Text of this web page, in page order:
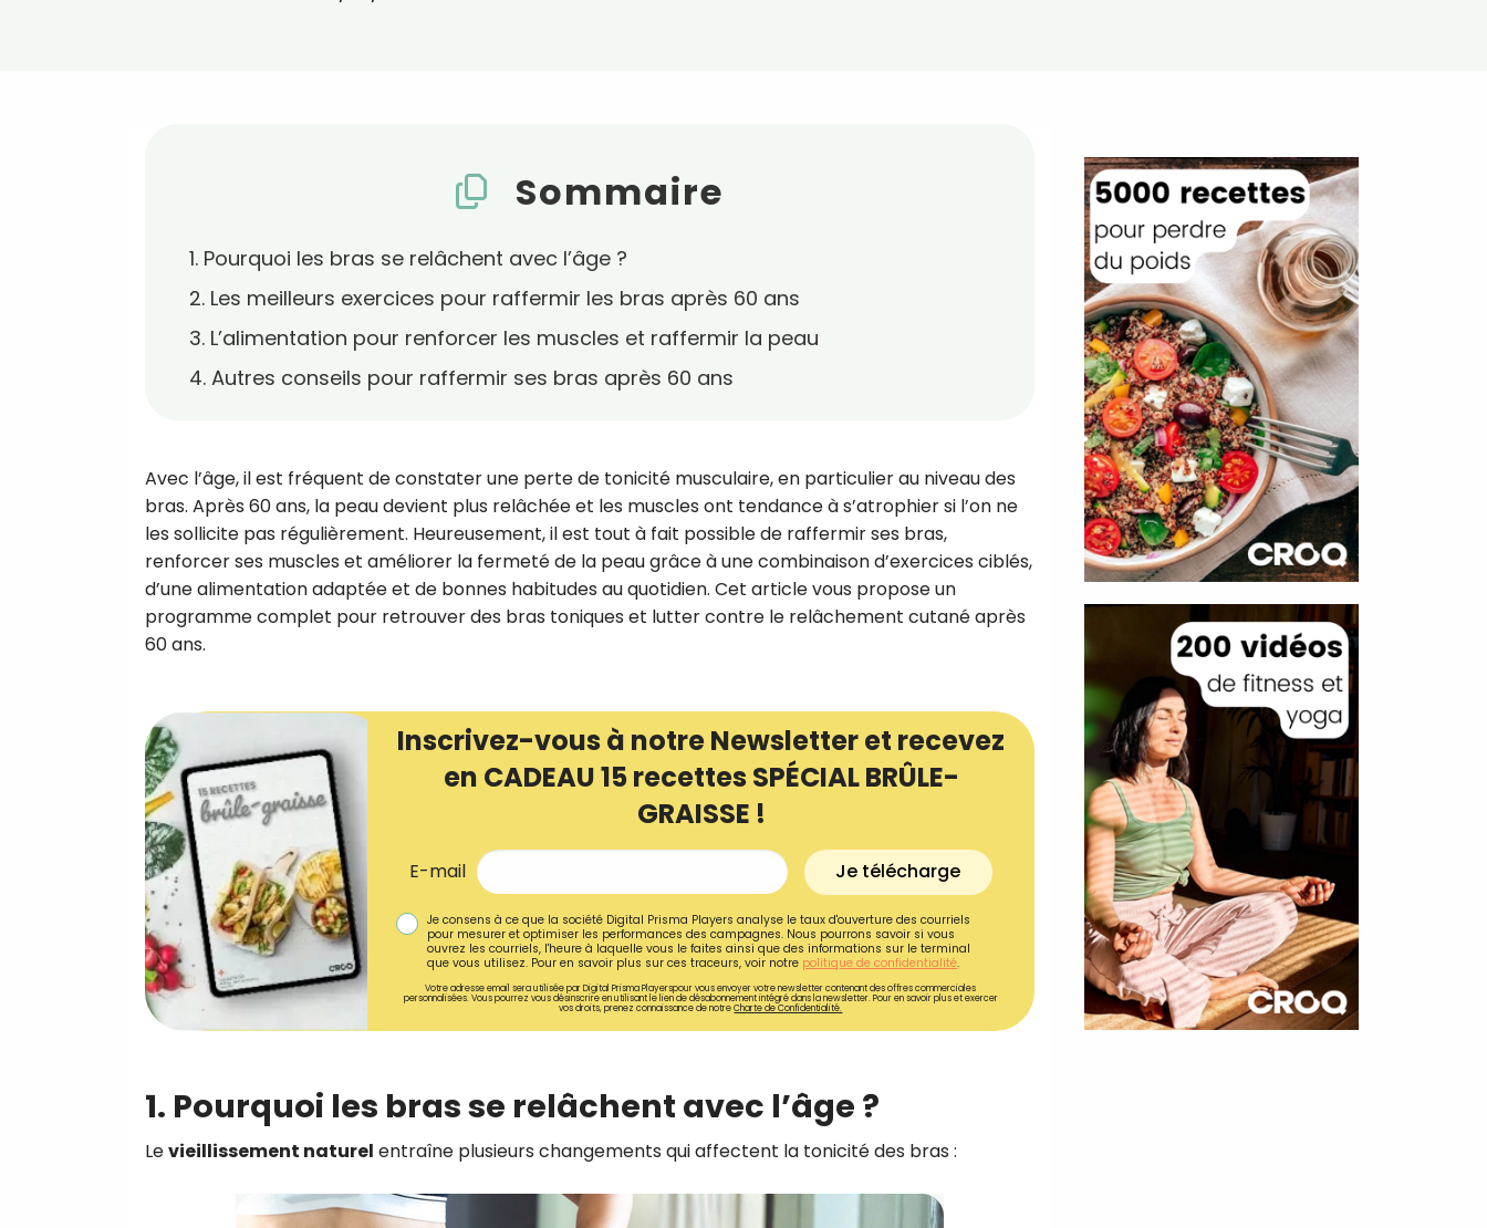
Sommaire
1. Pourquoi les bras se relâchent avec l’âge ?
2. Les meilleurs exercices pour raffermir les bras après 60 ans
3. L’alimentation pour renforcer les muscles et raffermir la peau
4. Autres conseils pour raffermir ses bras après 60 ans
Avec l’âge, il est fréquent de constater une perte de tonicité musculaire, en particulier au niveau des
bras. Après 60 ans, la peau devient plus relâchée et les muscles ont tendance à s’atrophier si l’on ne
les sollicite pas régulièrement. Heureusement, il est tout à fait possible de raffermir ses bras,
renforcer ses muscles et améliorer la fermeté de la peau grâce à une combinaison d’exercices ciblés,
d’une alimentation adaptée et de bonnes habitudes au quotidien. Cet article vous propose un
programme complet pour retrouver des bras toniques et lutter contre le relâchement cutané après
60 ans.
Inscrivez-vous à notre Newsletter et recevez
en CADEAU 15 recettes SPÉCIAL BRÛLE-
GRAISSE !
E-mail Je télécharge
Je consens à ce que la société Digital Prisma Players analyse le taux d'ouverture des courriels
pour mesurer et optimiser les performances des campagnes. Nous pourrons savoir si vous
ouvrez les courriels, l'heure à laquelle vous le faites ainsi que des informations sur le terminal
que vous utilisez. Pour en savoir plus sur ces traceurs, voir notre politique de confidentialité.
Votre adresse email sera utilisée par Digital Prisma Playerspour vous envoyer votre newsletter contenant des offres commerciales
personnalisées. Vous pourrez vous désinscrire en utilisant le lien de désabonnement intégré dans la newsletter. Pour en savoir plus et exercer
vos droits, prenez connaissance de notreCharte de Confidentialité.
1. Pourquoi les bras se relâchent avec l’âge ?
Levieillissement naturel entraîne plusieurs changements qui affectent la tonicité des bras :
Recevez gratuitement 180
recettes inédites de CROQ
Ainsi que la newsletter promotionnelle de